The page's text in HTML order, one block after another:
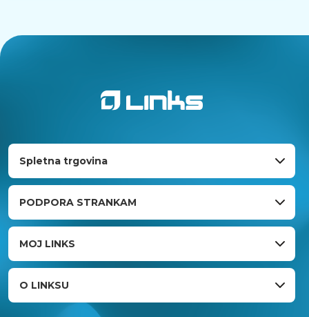
Spletna trgovina
PODPORA STRANKAM
MOJ LINKS
O LINKSU